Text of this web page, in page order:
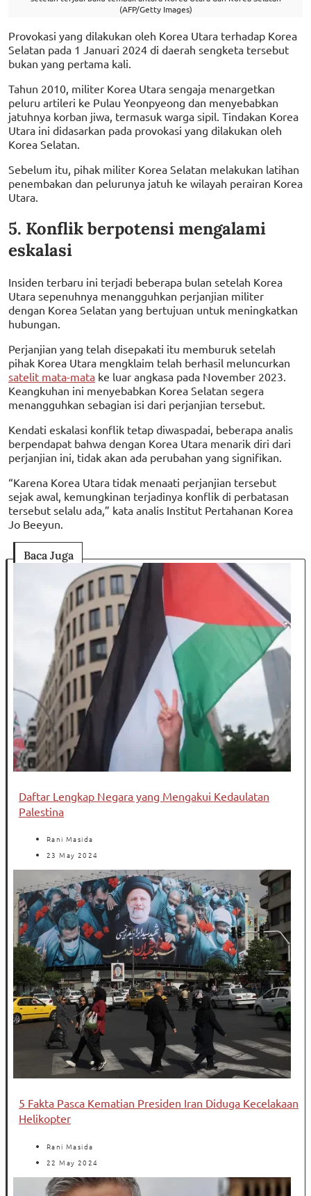
(AFP/Getty Images)
Provokasi yang dilakukan oleh Korea Utara terhadap Korea
Selatan pada 1 Januari 2024 di daerah sengketa tersebut
bukan yang pertama kali.
Tahun 2010, militer Korea Utara sengaja menargetkan
peluru artileri ke Pulau Yeonpyeong dan menyebabkan
jatuhnya korban jiwa, termasuk warga sipil. Tindakan Korea
Utara ini didasarkan pada provokasi yang dilakukan oleh
Korea Selatan.
Sebelum itu, pihak militer Korea Selatan melakukan latihan
penembakan dan pelurunya jatuh ke wilayah perairan Korea
Utara.
5. Konflik berpotensi mengalami
eskalasi
Insiden terbaru ini terjadi beberapa bulan setelah Korea
Utara sepenuhnya menangguhkan perjanjian militer
dengan Korea Selatan yang bertujuan untuk meningkatkan
hubungan.
Perjanjian yang telah disepakati itu memburuk setelah
pihak Korea Utara mengklaim telah berhasil meluncurkan
satelit mata-mata ke luar angkasa pada November 2023.
Keangkuhan ini menyebabkan Korea Selatan segera
menangguhkan sebagian isi dari perjanjian tersebut.
Kendati eskalasi konflik tetap diwaspadai, beberapa analis
berpendapat bahwa dengan Korea Utara menarik diri dari
perjanjian ini, tidak akan ada perubahan yang signifikan.
“Karena Korea Utara tidak menaati perjanjian tersebut
sejak awal, kemungkinan terjadinya konflik di perbatasan
tersebut selalu ada,” kata analis Institut Pertahanan Korea
Jo Beeyun.
Baca Juga
Daftar Lengkap Negara yang Mengakui Kedaulatan
Palestina
Rani Masida
23 May 2024
5 Fakta Pasca Kematian Presiden Iran Diduga Kecelakaan
Helikopter
Rani Masida
22 May 2024